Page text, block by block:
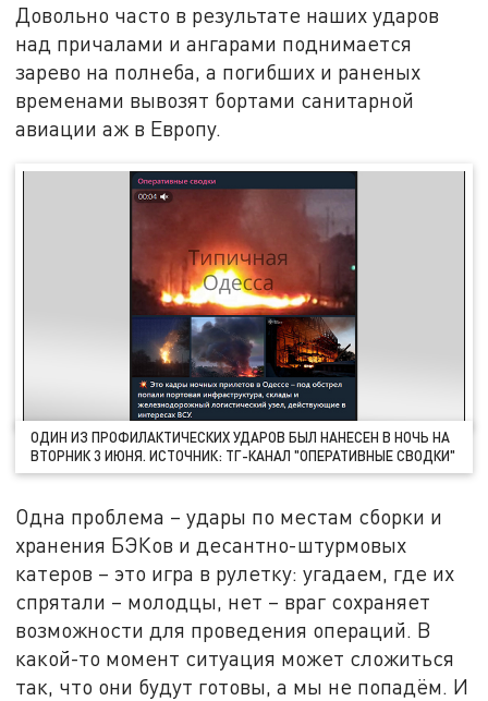
Довольно часто в результате наших ударов
над причалами и ангарами поднимается
зарево на полнеба, а погибших и раненых
временами вывозят бортами санитарной
авиации аж в Европу.
ОДИН ИЗ ПРОФИЛАКТИЧЕСКИХ УДАРОВ БЫЛ НАНЕСЕН В НОЧЬ НА
ВТОРНИК 3 ИЮНЯ. ИСТОЧНИК: ТГ-КАНАЛ "ОПЕРАТИВНЫЕ СВОДКИ"
Одна проблема – удары по местам сборки и
хранения БЭКов и десантно-штурмовых
катеров – это игра в рулетку: угадаем, где их
спрятали – молодцы, нет – враг сохраняет
возможности для проведения операций. В
какой-то момент ситуация может сложиться
так, что они будут готовы, а мы не попадём. И